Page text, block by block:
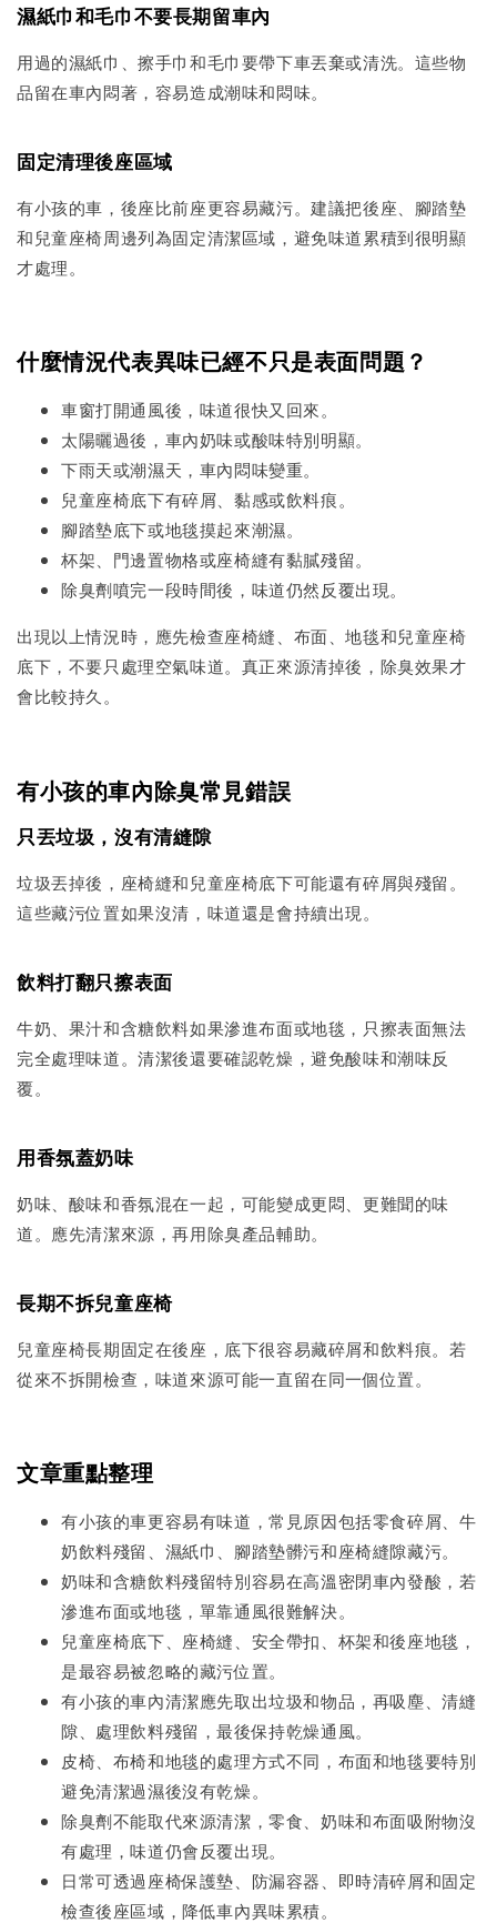
濕紙巾和毛巾不要長期留車內
用過的濕紙巾、擦手巾和毛巾要帶下車丟棄或清洗。這些物
品留在車內悶著，容易造成潮味和悶味。
固定清理後座區域
有小孩的車，後座比前座更容易藏污。建議把後座、腳踏墊
和兒童座椅周邊列為固定清潔區域，避免味道累積到很明顯
才處理。
什麼情況代表異味已經不只是表面問題？
車窗打開通風後，味道很快又回來。
太陽曬過後，車內奶味或酸味特別明顯。
下雨天或潮濕天，車內悶味變重。
兒童座椅底下有碎屑、黏感或飲料痕。
腳踏墊底下或地毯摸起來潮濕。
杯架、門邊置物格或座椅縫有黏膩殘留。
除臭劑噴完一段時間後，味道仍然反覆出現。
出現以上情況時，應先檢查座椅縫、布面、地毯和兒童座椅
底下，不要只處理空氣味道。真正來源清掉後，除臭效果才
會比較持久。
有小孩的車內除臭常見錯誤
只丟垃圾，沒有清縫隙
垃圾丟掉後，座椅縫和兒童座椅底下可能還有碎屑與殘留。
這些藏污位置如果沒清，味道還是會持續出現。
飲料打翻只擦表面
牛奶、果汁和含糖飲料如果滲進布面或地毯，只擦表面無法
完全處理味道。清潔後還要確認乾燥，避免酸味和潮味反
覆。
用香氛蓋奶味
奶味、酸味和香氛混在一起，可能變成更悶、更難聞的味
道。應先清潔來源，再用除臭產品輔助。
長期不拆兒童座椅
兒童座椅長期固定在後座，底下很容易藏碎屑和飲料痕。若
從來不拆開檢查，味道來源可能一直留在同一個位置。
文章重點整理
有小孩的車更容易有味道，常見原因包括零食碎屑、牛
奶飲料殘留、濕紙巾、腳踏墊髒污和座椅縫隙藏污。
奶味和含糖飲料殘留特別容易在高溫密閉車內發酸，若
滲進布面或地毯，單靠通風很難解決。
兒童座椅底下、座椅縫、安全帶扣、杯架和後座地毯，
是最容易被忽略的藏污位置。
有小孩的車內清潔應先取出垃圾和物品，再吸塵、清縫
隙、處理飲料殘留，最後保持乾燥通風。
皮椅、布椅和地毯的處理方式不同，布面和地毯要特別
避免清潔過濕後沒有乾燥。
除臭劑不能取代來源清潔，零食、奶味和布面吸附物沒
有處理，味道仍會反覆出現。
日常可透過座椅保護墊、防漏容器、即時清碎屑和固定
檢查後座區域，降低車內異味累積。